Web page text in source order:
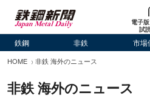
電子
試
鉄鋼 非鉄 市場
HOME 非鉄 海外のニュース
非鉄 海外のニュース